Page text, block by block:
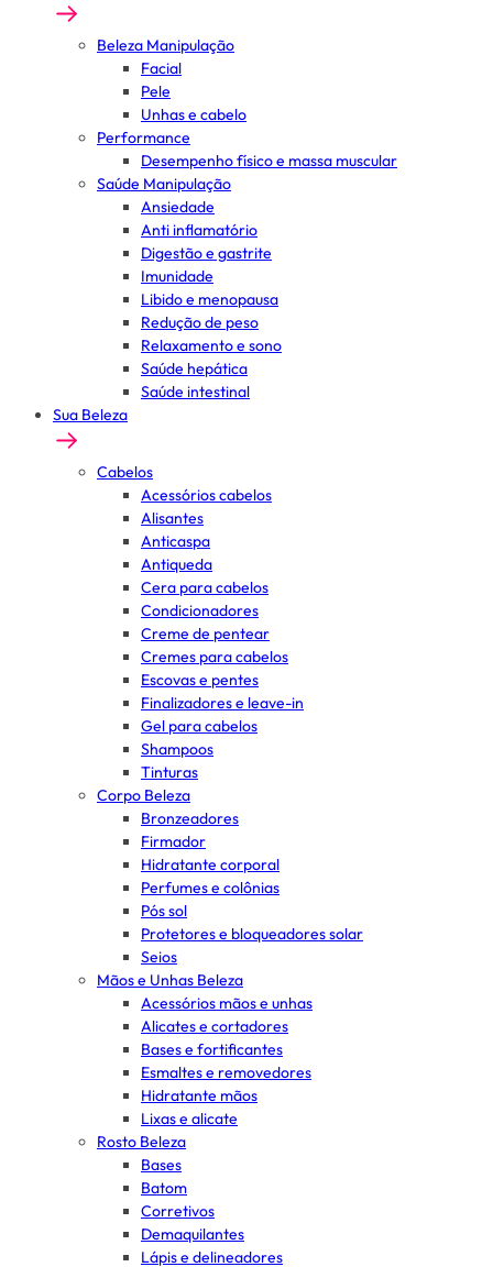
Beleza Manipulação
Facial
Pele
Unhas e cabelo
Performance
Desempenho físico e massa muscular
Saúde Manipulação
Ansiedade
Anti inflamatório
Digestão e gastrite
Imunidade
Libido e menopausa
Redução de peso
Relaxamento e sono
Saúde hepática
Saúde intestinal
Sua Beleza
Cabelos
Acessórios cabelos
Alisantes
Anticaspa
Antiqueda
Cera para cabelos
Condicionadores
Creme de pentear
Cremes para cabelos
Escovas e pentes
Finalizadores e leave-in
Gel para cabelos
Shampoos
Tinturas
Corpo Beleza
Bronzeadores
Firmador
Hidratante corporal
Perfumes e colônias
Pós sol
Protetores e bloqueadores solar
Seios
Mãos e Unhas Beleza
Acessórios mãos e unhas
Alicates e cortadores
Bases e fortificantes
Esmaltes e removedores
Hidratante mãos
Lixas e alicate
Rosto Beleza
Bases
Batom
Corretivos
Demaquilantes
Lápis e delineadores